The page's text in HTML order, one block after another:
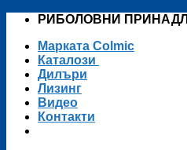
Skip
content
РИБОЛОВНИ
Марката Colmic
Каталози
Дилъри
Лизинг
Видео
Контакти